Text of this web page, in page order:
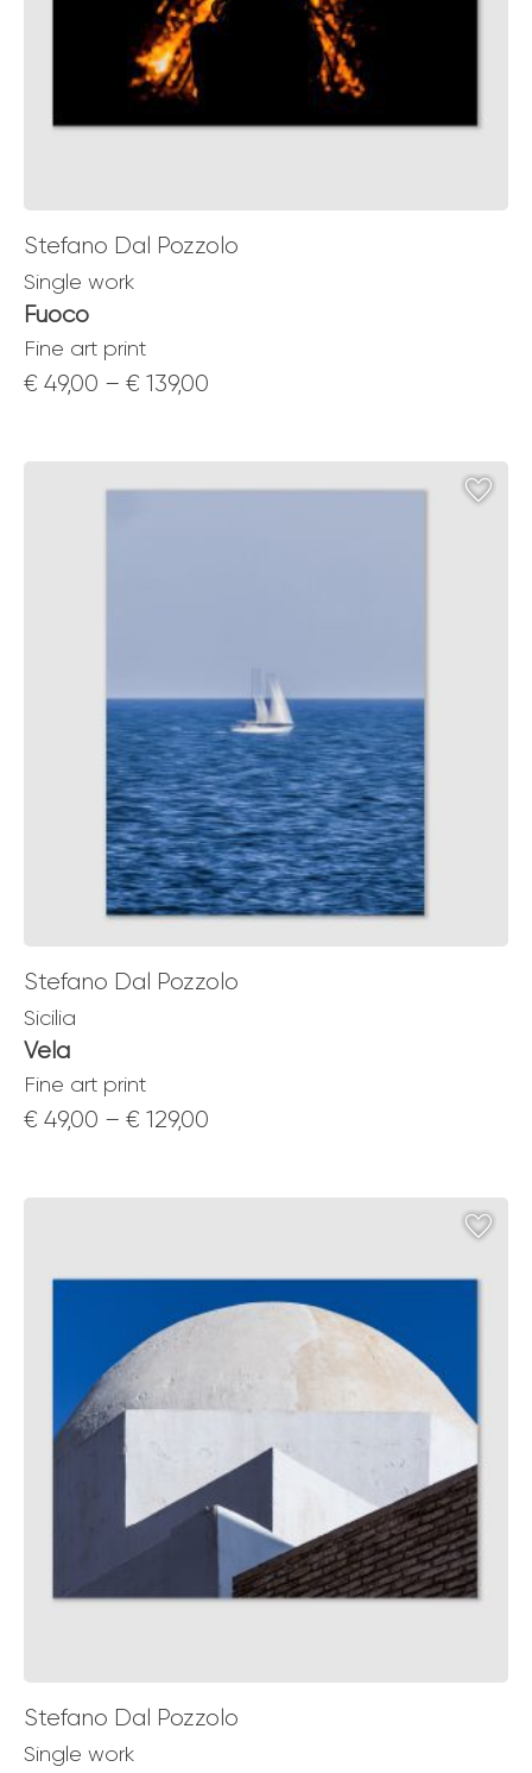
Stefano Dal Pozzolo
Single work
Fuoco
Fine art print
€ 49,00 – € 139,00
through
Stefano Dal Pozzolo
Sicilia
Vela
Fine art print
€ 49,00 – € 129,00
Stefano Dal Pozzolo
Single work